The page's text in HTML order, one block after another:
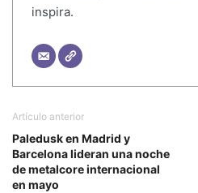
inspira.
Artículo anterior
Paledusk en Madrid y
Barcelona lideran una noche
de metalcore internacional
en mayo